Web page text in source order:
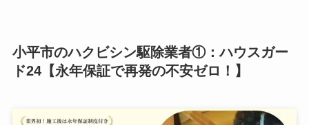
小平市のハクビシン駆除業者①：ハウスガー
ド24【永年保証で再発の不安ゼロ！】